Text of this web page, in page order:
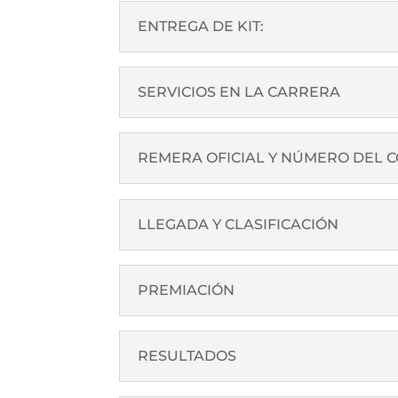
ENTREGA DE KIT:
SERVICIOS EN LA CARRERA
REMERA OFICIAL Y NÚMERO DEL
LLEGADA Y CLASIFICACIÓN
PREMIACIÓN
RESULTADOS